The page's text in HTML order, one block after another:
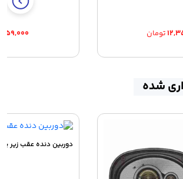
تومان
شده
دوربین دنده عقب زیر